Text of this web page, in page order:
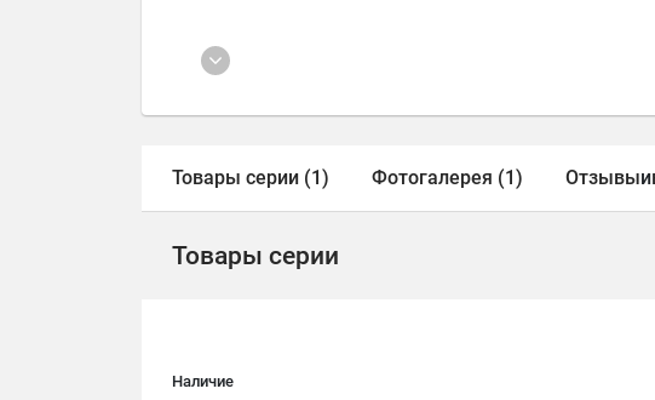
Товары серии (1) Фотогалерея (1) Отзывыи
Товары серии
Наличие